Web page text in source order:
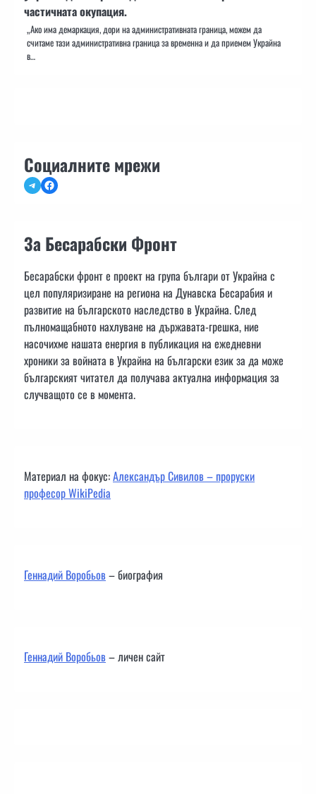
частичната окупация.
„Ако има демаркация, дори на административната граница, можем да
считаме тази административна граница за временна и да приемем Украйна
в…
Социалните мрежи
TelegramFacebook
За Бесарабски Фронт
Бесарабски фронт е проект на група българи от Украйна с
цел популяризиране на региона на Дунавска Бесарабия и
развитие на българското наследство в Украйна. След
пълномащабното нахлуване на държавата-грешка, ние
насочихме нашата енергия в публикация на ежедневни
хроники за войната в Украйна на български език за да може
българският читател да получава актуална информация за
случващото се в момента.
Материал на фокус:Александър Сивилов – проруски
професор WikiPedia
Геннадий Воробьов– биография
Геннадий Воробьов– личен сайт